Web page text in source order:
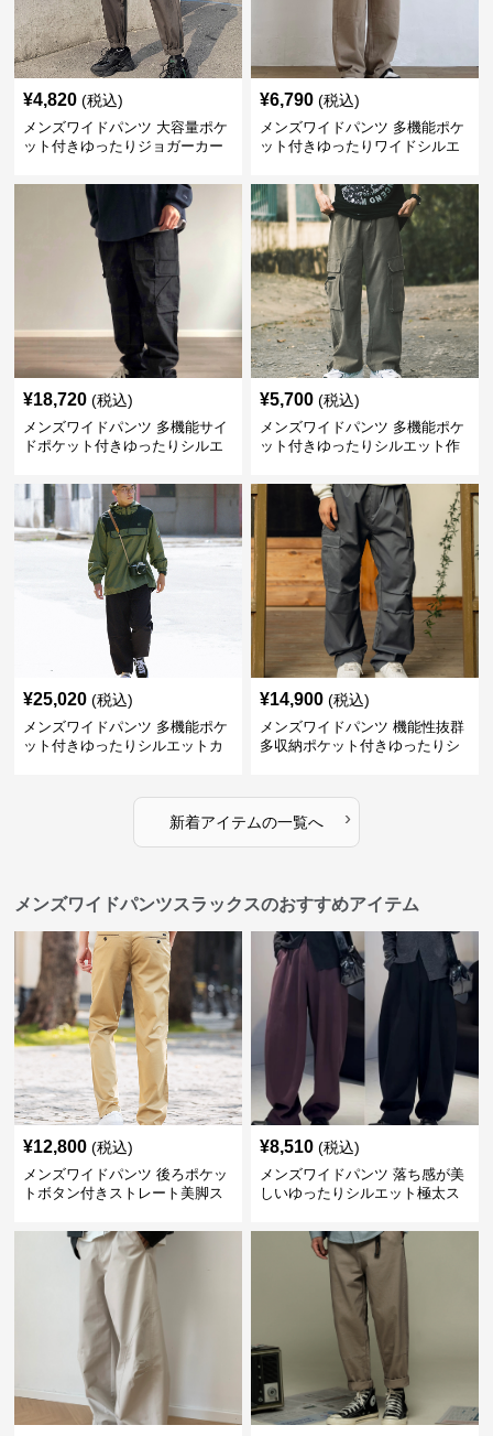
¥4,820 (税込)
メンズワイドパンツ 大容量ポケ
ット付きゆったりジョガーカー
¥6,790 (税込)
メンズワイドパンツ 多機能ポケ
ット付きゆったりワイドシルエ
¥18,720 (税込)
メンズワイドパンツ 多機能サイ
ドポケット付きゆったりシルエ
¥5,700 (税込)
メンズワイドパンツ 多機能ポケ
ット付きゆったりシルエット作
¥25,020 (税込)
メンズワイドパンツ 多機能ポケ
ット付きゆったりシルエットカ
¥14,900 (税込)
メンズワイドパンツ 機能性抜群
多収納ポケット付きゆったりシ
新着アイテムの一覧へ ›
メンズワイドパンツスラックスのおすすめアイテム
¥12,800 (税込)
メンズワイドパンツ 後ろポケッ
トボタン付きストレート美脚ス
¥8,510 (税込)
メンズワイドパンツ 落ち感が美
しいゆったりシルエット極太ス